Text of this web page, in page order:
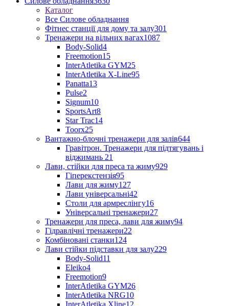
Каталог
Все Силове обладнання
Фітнес станції для дому та залу301
Тренажери на вільних вагах1087
Body-Solid4
Freemotion15
InterAtletika GYM25
InterAtletika X-Line95
Panatta13
Pulse2
Signum10
SportsArt8
Star Trac14
Toorx25
Вантажно-блочні тренажери для залів644
Гравітрон. Тренажери для підтягувань і
віджимань 21
Лави, стійки для преса та жиму929
Гіперекстензія95
Лави для жиму127
Лави універсальні42
Столи для армреслінгу16
Універсальні тренажери27
Тренажери для преса, лави для жиму94
Гідравлічні тренажери22
Комбіновані станки124
Лави стійки підставки для залу229
Body-Solid11
Eleiko4
Freemotion9
InterAtletika GYM26
InterAtletika NRG10
InterAtletika Xline12